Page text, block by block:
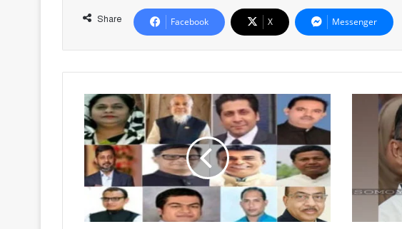
Share Facebook X Messenger
মনোনয়ন
জমা
দিলেন
১৫
জন,
কে
হচ্ছেন
নারায়ণগঞ্জ-৩
আসনে
তারেকের